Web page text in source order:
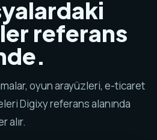
referans
oyun arayüzleri, e-ticaret
Digixy referans alanında
alır.